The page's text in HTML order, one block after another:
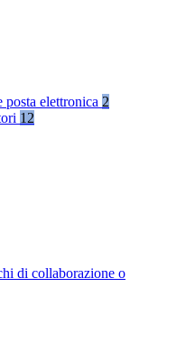
posta elettronica 2
12
di collaborazione o